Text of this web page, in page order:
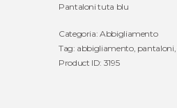
Pantaloni tuta blu
Categoria:Abbigliamento
Tag: abbigliamento, pantaloni
Product ID: 3195